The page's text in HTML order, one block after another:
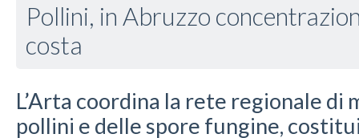
Pollini, in Abruzzo
costa
L’Arta coordina la rete regionale di
pollini e delle spore fungine,